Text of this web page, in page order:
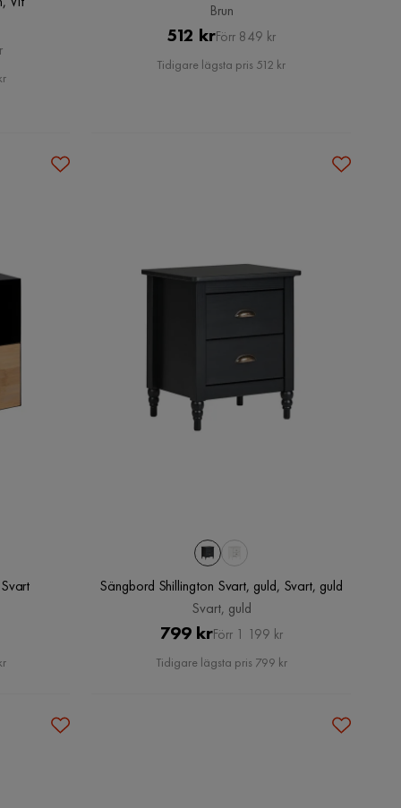
Brun
Pris
512 krOriginal
Pris
Förr 849 kr
Tidigare lägsta pris 512 kr
Sängbord Shillington Svart, guld, Svart, guld
Svart, guld
Pris
799 kr Original
Pris
Förr 1 199 kr
Tidigare lägsta pris 799 kr